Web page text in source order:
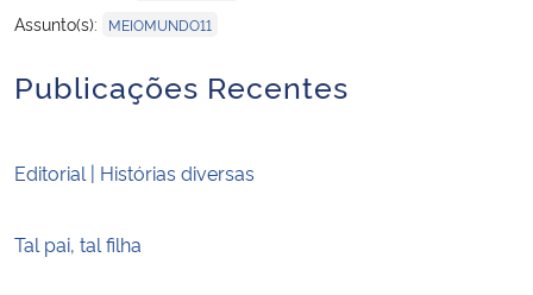
Assunto(s): MEIOMUNDO11
Publicações Recentes
Editorial | Histórias diversas
Tal pai, tal filha